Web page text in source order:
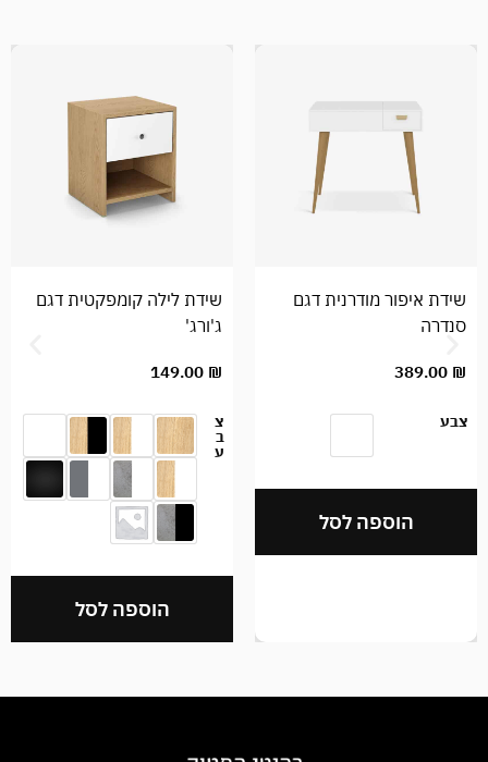
389.00 ₪
שידת איפור מודרנית דגם
סנדרה
צבע
הוספה לסל
149.00 ₪
שידת לילה קומפקטית דגם
ג'ורג'
צ
ב
ע
הוספה לסל